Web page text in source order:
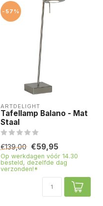
-57%
ARTDELIGHT
Tafellamp Balano - Mat
Staal
€139,00 €59,95
Op werkdagen vóór 14.30
besteld, dezelfde dag
verzonden!*